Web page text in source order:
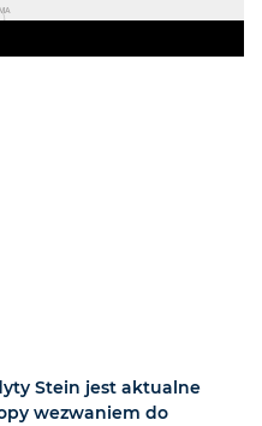
Stein jest aktualne
wezwaniem do